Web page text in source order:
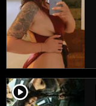
player2